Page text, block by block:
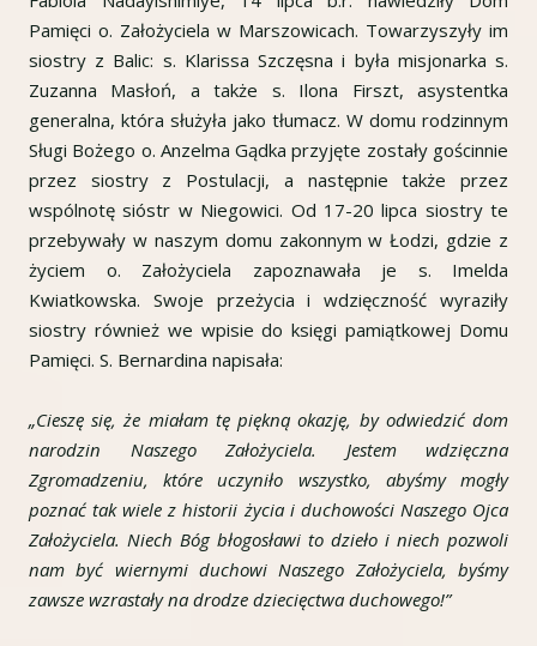
Pamięci o. Założyciela w Marszowicach. Towarzyszyły im
siostry z Balic: s. Klarissa Szczęsna i była misjonarka s.
Zuzanna Masłoń, a także s. Ilona Firszt, asystentka
generalna, która służyła jako tłumacz. W domu rodzinnym
Sługi Bożego o. Anzelma Gądka przyjęte zostały gościnnie
przez siostry z Postulacji, a następnie także przez
wspólnotę sióstr w Niegowici. Od 17-20 lipca siostry te
przebywały w naszym domu zakonnym w Łodzi, gdzie z
życiem o. Założyciela zapoznawała je s. Imelda
Kwiatkowska. Swoje przeżycia i wdzięczność wyraziły
siostry również we wpisie do księgi pamiątkowej Domu
Pamięci. S. Bernardina napisała:
„Cieszę się, że miałam tę piękną okazję, by odwiedzić dom
narodzin Naszego Założyciela. Jestem wdzięczna
Zgromadzeniu, które uczyniło wszystko, abyśmy mogły
poznać tak wiele z historii życia i duchowości Naszego Ojca
Założyciela. Niech Bóg błogosławi to dzieło i niech pozwoli
nam być wiernymi duchowi Naszego Założyciela, byśmy
zawsze wzrastały na drodze dziecięctwa duchowego!”